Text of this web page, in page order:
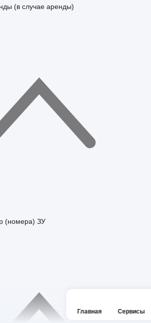
Главная Сервисы
(в случае аренды)
(номера) ЗУ